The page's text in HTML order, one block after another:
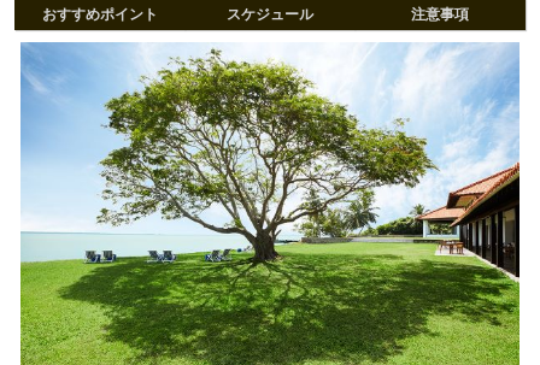
おすすめポイント スケジュール 注意事項